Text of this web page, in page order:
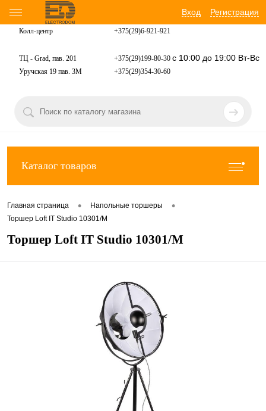
Вход Регистрация
Колл-центр +375(29)6-921-921
ТЦ - Grad, пав. 201 +375(29)199-80-30 с 10:00 до 19:00 Вт-Вс
Уручская 19 пав. 3М +375(29)354-30-60
Каталог товаров
Главная страница • Напольные торшеры •
Торшер Loft IT Studio 10301/M
Торшер Loft IT Studio 10301/M